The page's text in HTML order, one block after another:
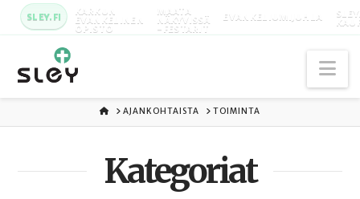
SLEY.FI KARKUN
EVANKELINEN
OPISTO
MAATA
NÄKYVISSÄ
-FESTARIT
EVANKELIUMIJUHLA
ETUSIVU
AJANKOHTAISTA TOIMINTA
Kategoriat